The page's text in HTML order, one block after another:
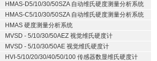
HMAS-D5/10/30/50SZA 自动维氏硬度测量分析系统
HMAS-C5/10/30/50SZA 自动维氏硬度测量分析系统
HMAS 硬度测量分析系统
MVSD - 5/10/30/50AEZ 视觉维氏硬度计
MVSD - 5/10/30/50AE 视觉维氏硬度计
HVI-5/10/20/30/40/50/100 传感器数显维氏硬度计